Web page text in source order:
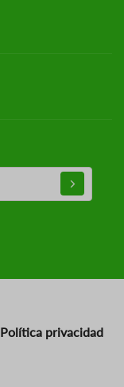
Política privacidad